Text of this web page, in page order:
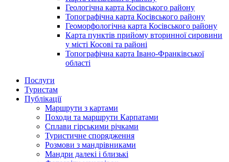
Геологічна карта Косівського району
Топографічна карта Косівського району
Геоморфологічна карта Косівського району
Карта пунктів прийому вторинної сировини
у місті Косові та районі
Топографічна карта Івано-Франківської
області
Послуги
Туристам
Публікації
Маршрути з картами
Походи та маршрути Карпатами
Сплави гірськими річками
Туристичне спорядження
Розмови з мандрівниками
Мандри далекі і близькі